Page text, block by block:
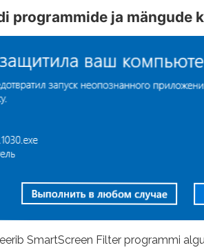
programmide ja mängude
SmartScreen Filter programmi